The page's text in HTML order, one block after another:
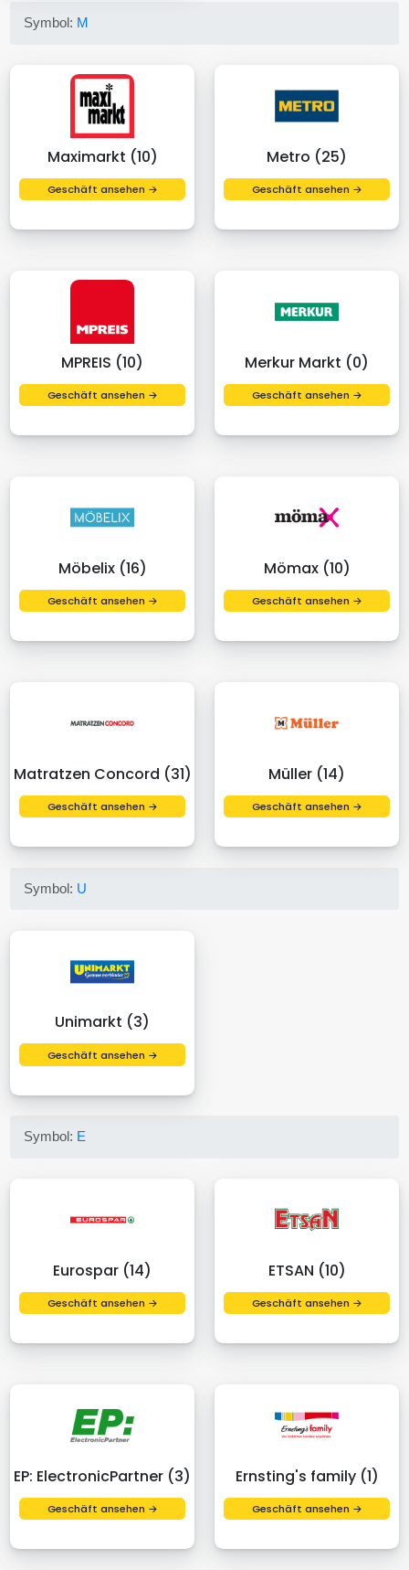
Symbol: M
Maximarkt (10)
Geschäft ansehen →
Metro (25)
Geschäft ansehen →
MPREIS (10)
Geschäft ansehen →
Merkur Markt (0)
Geschäft ansehen →
Möbelix (16)
Geschäft ansehen →
Mömax (10)
Geschäft ansehen →
Matratzen Concord (31)
Geschäft ansehen →
Müller (14)
Geschäft ansehen →
Symbol: U
Unimarkt (3)
Geschäft ansehen →
Symbol: E
Eurospar (14)
Geschäft ansehen →
ETSAN (10)
Geschäft ansehen →
EP: ElectronicPartner (3)
Geschäft ansehen →
Ernsting's family (1)
Geschäft ansehen →